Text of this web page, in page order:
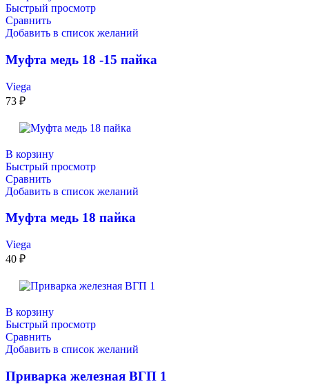
Быстрый просмотр
Сравнить
Добавить в список желаний
Муфта медь 18 -15 пайка
Viega
73 ₽
В корзину
Быстрый просмотр
Сравнить
Добавить в список желаний
Муфта медь 18 пайка
Viega
40 ₽
В корзину
Быстрый просмотр
Сравнить
Добавить в список желаний
Приварка железная ВГП 1